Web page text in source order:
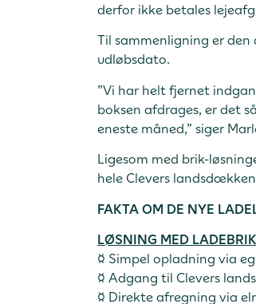
derfor ikke betales
Til sammenligning er den
udløbsdato.
”Vi har helt fjernet
boksen afdrages, er det
eneste måned,” siger
Ligesom med brik-
hele Clevers
FAKTA OM DE NYE
LØSNING MED
¤ Simpel opladning via
¤ Adgang til Clevers
¤ Direkte afregning via